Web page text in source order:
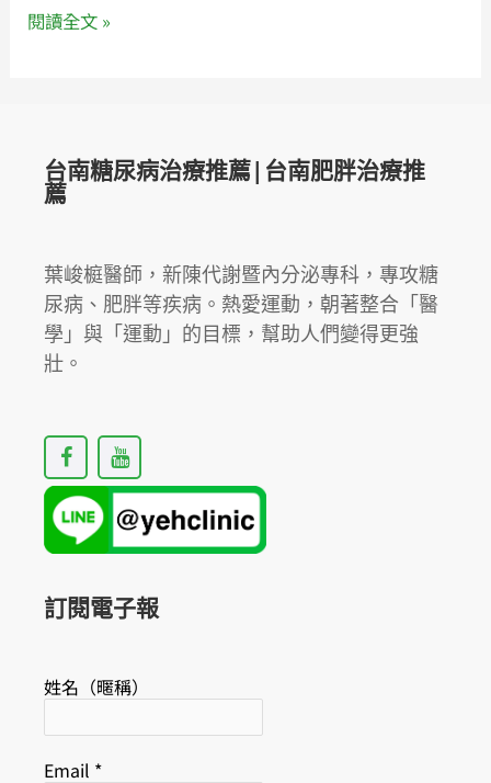
痛，
呢
閱讀全文 »
台南糖尿病治療推薦|台南肥胖治療推
薦
葉峻榳醫師，新陳代謝暨內分泌專科，專攻糖
尿病、肥胖等疾病。熱愛運動，朝著整合「醫
學」與「運動」的目標，幫助人們變得更強
壯。
F
a
c
e
b
o
k
Y
o
u
t
u
b
訂閱電子報
姓名（暱稱）
Email *